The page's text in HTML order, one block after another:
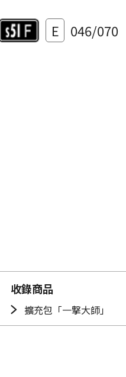
E 046/070
收錄商品
擴充包「一撃大師」